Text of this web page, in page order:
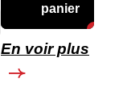
panier
En voir plus